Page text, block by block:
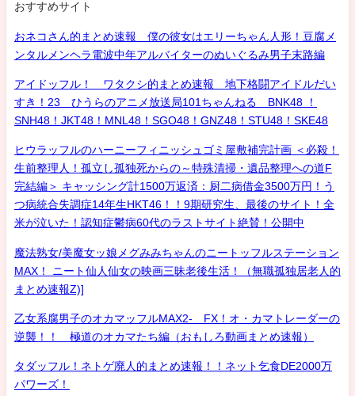
おすすめサイト
おネコさん的まとめ速報 僕の彼女はエリーちゃん人形！豆腐メ
ンタルメンヘラ電波中年アルバイターのぬいぐるみ男子末路編
アイドッフル！ ワタクシ的まとめ速報 地下格闘アイドルだい
すき！23 ひうらのアニメ放送局101ちゃんねる BNK48 ！
SNH48！JKT48！MNL48！SGO48！GNZ48！STU48！SKE48
ヒウラッフルのハーニーフィニッシュゴミ屋敷補完計画 ＜必殺！
生前整理人！孤立し孤独死からの～特殊清掃・遺品整理への道F
完結編＞ キャッシング計1500万返済：厨二病借金3500万円！う
つ病統合失調症14年生HKT46！！9期研究生、最後のサイト！全
米が泣いた！認知症鬱病60代のラストサイト絶賛！公開中
魔法熟女/美魔女ッ娘メグみみちゃんのニートッフルステーション
MAX！ ニート仙人仙女の映画三昧老後生活！（無職孤独居老人的
まとめ速報Z)]
乙女系腐男子のオカマッフルMAX2- FX！オ・カマトレーダーの
逆襲！！ 極道のオカマたち編（おもしろ動画まとめ速報）
タダッフル！ネトゲ廃人的まとめ速報！！ネット乞食DE2000万
パワーズ！